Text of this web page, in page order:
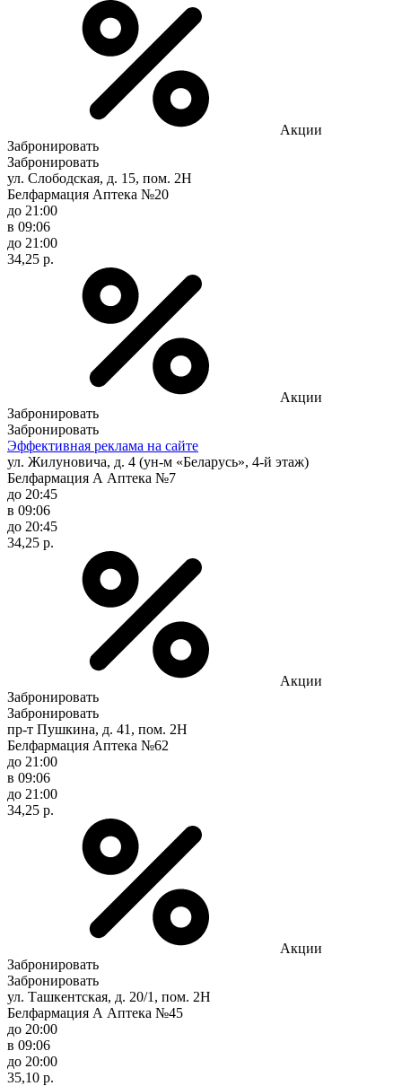
Акции
Забронировать
Забронировать
ул. Слободская, д. 15, пом. 2Н
Белфармация Аптека №20
до 21:00
в 09:06
до 21:00
34,25 р.
Акции
Забронировать
Забронировать
Эффективная реклама на сайте
ул. Жилуновича, д. 4 (ун-м «Беларусь», 4-й этаж)
Белфармация А Аптека №7
до 20:45
в 09:06
до 20:45
34,25 р.
Акции
Забронировать
Забронировать
пр-т Пушкина, д. 41, пом. 2Н
Белфармация Аптека №62
до 21:00
в 09:06
до 21:00
34,25 р.
Акции
Забронировать
Забронировать
ул. Ташкентская, д. 20/1, пом. 2Н
Белфармация А Аптека №45
до 20:00
в 09:06
до 20:00
35,10 р.